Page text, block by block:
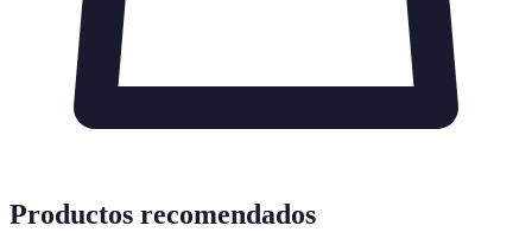
Productos recomendados